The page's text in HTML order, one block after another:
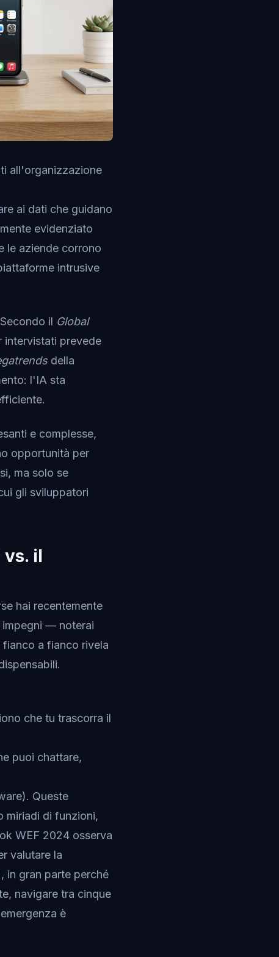
all'organizzazione
ai dati che guidano
evidenziato
le aziende corrono
intrusive
il Global
intervistati prevede
della
l'IA sta
e complesse,
opportunità per
ma solo se
gli sviluppatori
il
hai recentemente
impegni — noterai
a fianco rivela
che tu trascorra il
puoi chattare,
Queste
miriadi di funzioni,
WEF 2024 osserva
valutare la
in gran parte perché
navigare tra cinque
è